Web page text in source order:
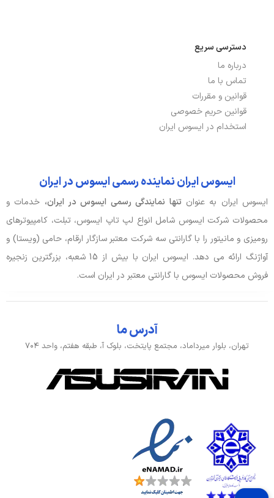
توضیحات شبکه بی سیم
WI-FI
شبکه بی سیم WI-FI دارد
دارد
پورت USB TYPE-C
دارد, Gen 1 Type-C with support for
power delivery (data speed up to
5Gbps)
باتری، توان و خنک‌کننده
آداپتور باتری 19V, 2.37A, 45W
42Wh
اسپیکر بلندگوهای داخلی Sonic Master, دارد
توضیحات تکمیلی صدا
میکروفون داخلی با پشتیبانی از تشخیص
صدای کورتانا و هوش مصنوعی
دسترسی سریع
درباره ما
تماس با ما
قوانین و مقررات
قوانین حریم خصوصی
استخدام در ایسوس ایران
ایسوس ایران نماینده رسمی ایسوس در ایران
ایسوس ایران به عنوان تنها نمایندگی رسمی ایسوس در ایران، خدمات و
محصولات شرکت ایسوس شامل انواع لپ تاپ ایسوس، تبلت، کامپیوترهای
رومیزی و مانیتور را با گارانتی سه شرکت معتبر سازگار ارقام، حامی (ویستا) و
آواژنگ ارائه می دهد. ایسوس ایران با بیش از 15 شعبه، بزرگترین زنجیره
فروش محصولات ایسوس با گارانتی معتبر در ایران است.
آدرس ما
تهران، بلوار میرداماد، مجتمع پایتخت، بلوک آ، طبقه هفتم، واحد ۷۰۴